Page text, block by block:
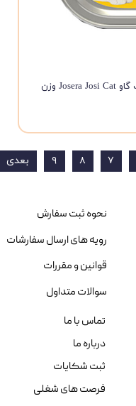
غذای کاسه ای گربه جوسرا با طعم گوشت گاو Josera Josi Cat وزن
۷ ۸ ۹ بعدی
نحوه ثبت سفارش
رویه های ارسال سفارشات
قوانین و مقررات
سوالات متداول
تماس با ما
درباره ما
ثبت شکایات
فرصت های شغلی